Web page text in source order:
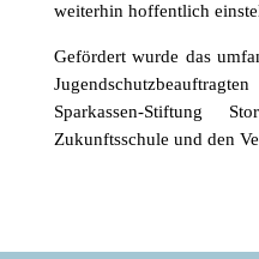
weiterhin hoffentlich
Gefördert wurde das
Sparkassen-Stiftung
Zukunftsschule und den